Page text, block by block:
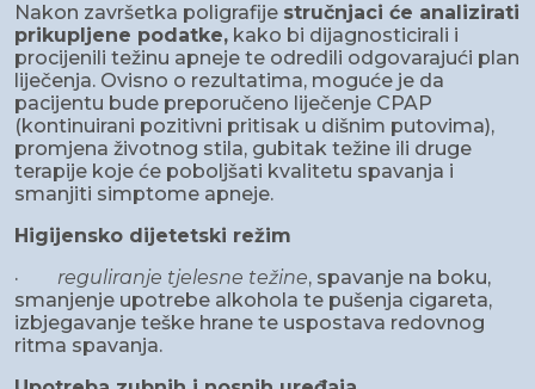
Nakon završetka poligrafije stručnjaci će analizirati
prikupljene podatke, kako bi dijagnosticirali i
procijenili težinu apneje te odredili odgovarajući plan
liječenja. Ovisno o rezultatima, moguće je da
pacijentu bude preporučeno liječenje CPAP
(kontinuirani pozitivni pritisak u dišnim putovima),
promjena životnog stila, gubitak težine ili druge
terapije koje će poboljšati kvalitetu spavanja i
smanjiti simptome apneje.
Higijensko dijetetski režim
· reguliranje tjelesne težine, spavanje na boku,
smanjenje upotrebe alkohola te pušenja cigareta,
izbjegavanje teške hrane te uspostava redovnog
ritma spavanja.